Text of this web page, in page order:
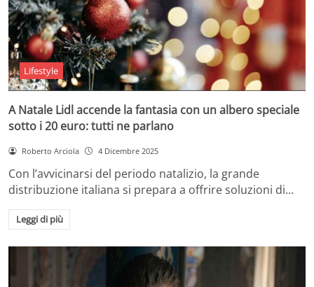
Lifestyle
A Natale Lidl accende la fantasia con un albero speciale
sotto i 20 euro: tutti ne parlano
Roberto Arciola 4 Dicembre 2025
Con l’avvicinarsi del periodo natalizio, la grande
distribuzione italiana si prepara a offrire soluzioni di…
Leggi di più